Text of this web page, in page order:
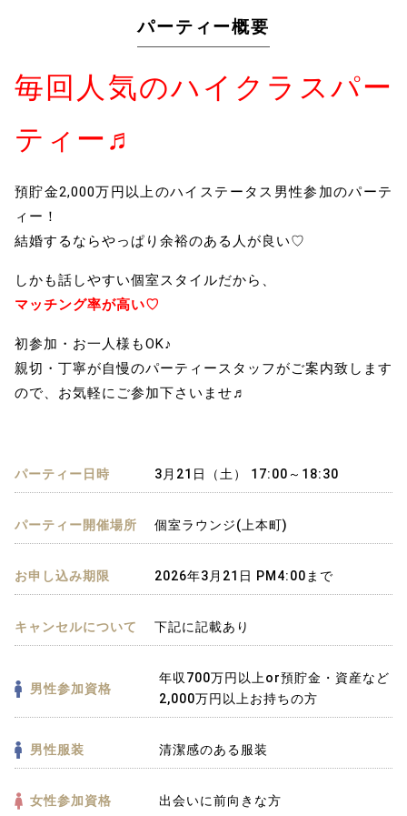
パーティー概要
毎回人気のハイクラスパー
ティー♬
預貯金2,000万円以上のハイステータス男性参加のパーテ
ィー！
結婚するならやっぱり余裕のある人が良い♡
しかも話しやすい個室スタイルだから、
マッチング率が高い♡
初参加・お一人様もOK♪
親切・丁寧が自慢のパーティースタッフがご案内致します
ので、お気軽にご参加下さいませ♬
パーティー日時 3月21日（土） 17:00～18:30
パーティー開催場所 個室ラウンジ(上本町)
お申し込み期限 2026年3月21日 PM4:00まで
キャンセルについて 下記に記載あり
男性参加資格
年収700万円以上or預貯金・資産など
2,000万円以上お持ちの方
男性服装 清潔感のある服装
女性参加資格 出会いに前向きな方